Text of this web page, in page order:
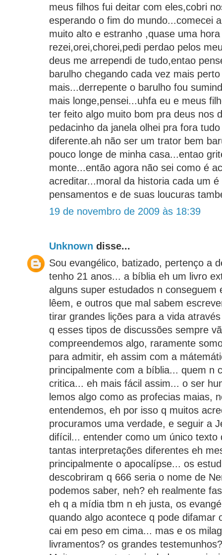
meus filhos fui deitar com eles,cobri
esperando o fim do mundo...comecei
muito alto e estranho ,quase uma
rezei,orei,chorei,pedi perdao pelos
deus me arrependi de tudo,entao
barulho chegando cada vez mais
mais...derrepente o barulho fou
mais longe,pensei...uhfa eu e meus
ter feito algo muito bom pra deus nos
pedacinho da janela olhei pra fora
diferente.ah não ser um trator bem
pouco longe de minha casa...entao
monte...então agora não sei como é
acreditar...moral da historia cada um
pensamentos e de suas loucuras
19 de novembro de 2009 às 18:39
Unknown disse...
Sou evangélico, batizado, pertenço a
tenho 21 anos... a bíblia eh um livro
alguns super estudados n conseguem
lêem, e outros que mal sabem
tirar grandes lições para a vida
q esses tipos de discussões sempre
compreendemos algo, raramente
para admitir, eh assim com a
principalmente com a bíblia... quem n
critica... eh mais fácil assim... o ser
lemos algo como as profecias maias,
entendemos, eh por isso q muitos
procuramos uma verdade, e seguir a
difícil... entender como um único texto
tantas interpretações diferentes eh
principalmente o apocalípse... os
descobriram q 666 seria o nome de
podemos saber, neh? eh realmente
eh q a mídia tbm n eh justa, os
quando algo acontece q pode difamar
cai em peso em cima... mas e os
livramentos? os grandes